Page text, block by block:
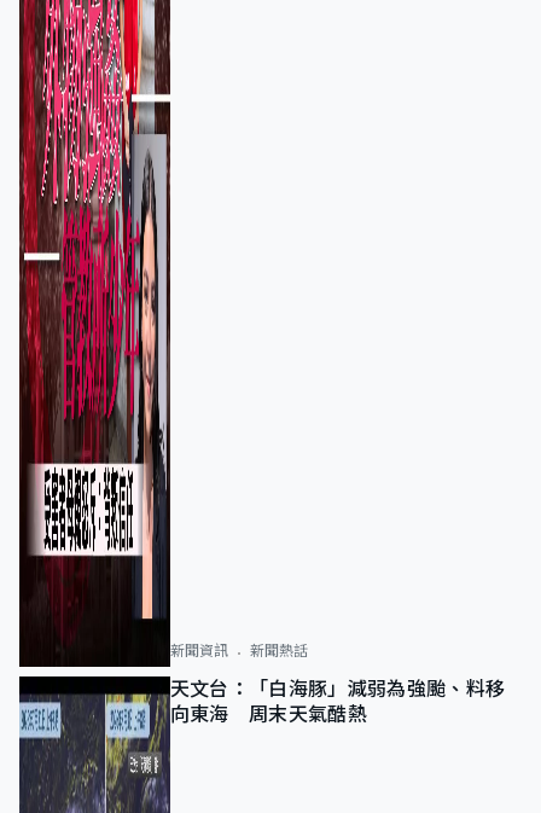
新聞資訊 新聞熱話
天文台：「白海豚」減弱為強颱、料移
向東海 周末天氣酷熱